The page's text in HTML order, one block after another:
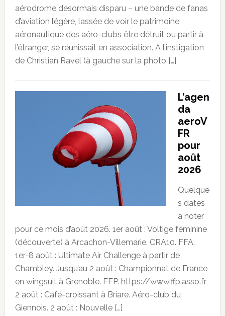
aérodrome désormais disparu – une bande de fanas
d’aviation légère, lassée de voir le patrimoine
aéronautique des aéro-clubs être détruit ou partir à
l’étranger, se réunissait en association. A l’instigation
de Christian Ravel (à gauche sur la photo […]
L’agen
da
aeroV
FR
pour
août
2026
Quelque
s dates
à noter
pour ce mois d’août 2026. 1er août : Voltige féminine
(découverte) à Arcachon-Villemarie. CRA10. FFA.
1er-8 août : Ultimate Air Challenge à partir de
Chambley. Jusqu’au 2 août : Championnat de France
en wingsuit à Grenoble. FFP. https://www.ffp.asso.fr
2 août : Café-croissant à Briare. Aéro-club du
Giennois. 2 août : Nouvelle […]